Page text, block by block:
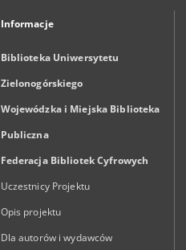
Informacje
Biblioteka Uniwersytetu
Zielonogórskiego
Wojewódzka i Miejska Biblioteka
Publiczna
Federacja Bibliotek Cyfrowych
Uczestnicy Projektu
Opis projektu
Dla autorów i wydawców